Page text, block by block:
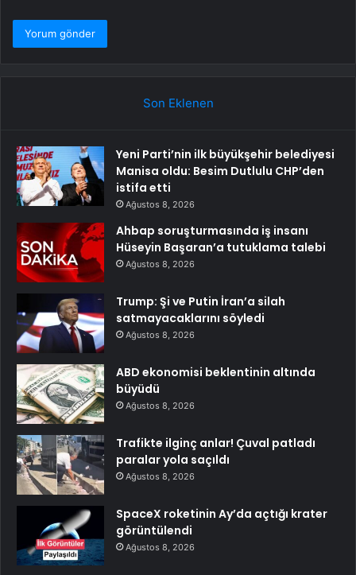
Son Eklenen
Yeni Parti’nin ilk büyükşehir belediyesi
Manisa oldu: Besim Dutlulu CHP’den
istifa etti
Ağustos 8, 2026
Ahbap soruşturmasında iş insanı
Hüseyin Başaran’a tutuklama talebi
Ağustos 8, 2026
Trump: Şi ve Putin İran’a silah
satmayacaklarını söyledi
Ağustos 8, 2026
ABD ekonomisi beklentinin altında
büyüdü
Ağustos 8, 2026
Trafikte ilginç anlar! Çuval patladı
paralar yola saçıldı
Ağustos 8, 2026
SpaceX roketinin Ay’da açtığı krater
görüntülendi
Ağustos 8, 2026